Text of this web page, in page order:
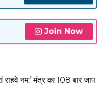
Join Now
नम:’ मंत्र का 108 बार जाप